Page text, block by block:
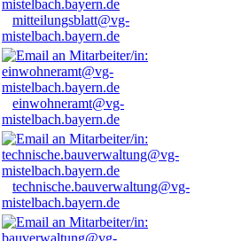
mitteilungsblatt@vg-
mistelbach.bayern.de
einwohneramt@vg-
mistelbach.bayern.de
technische.bauverwaltung@vg-
mistelbach.bayern.de